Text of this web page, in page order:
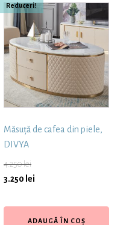
Reduceri!
Măsuță de cafea din piele,
DIVYA
4.250lei
3.250 lei
ADAUGĂ ÎN COȘ